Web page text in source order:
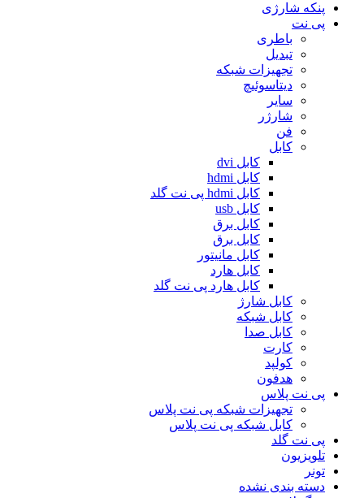
پنکه شارژی
پی نت
باطری
تبدیل
تجهیزات شبکه
دیتاسوئیچ
سایر
شارژر
فن
کابل
کابل dvi
کابل hdmi
کابل hdmi پی نت گلد
کابل usb
کابل برق
کابل برق
کابل مانیتور
کابل هارد
کابل هارد پی نت گلد
کابل شارژ
کابل شبکه
کابل صدا
کارت
کولپد
هدفون
پی نت پلاس
تجهیزات شبکه پی نت پلاس
کابل شبکه پی نت پلاس
پی نت گلد
تلویزیون
تونر
دسته بندی نشده